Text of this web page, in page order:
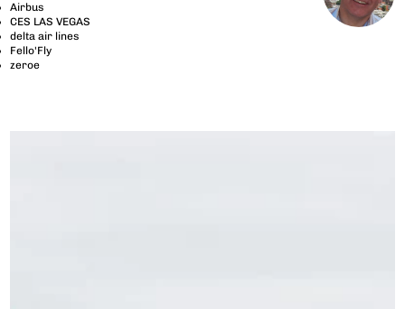
Airbus
CES LAS VEGAS
delta air lines
Fello'Fly
zeroe